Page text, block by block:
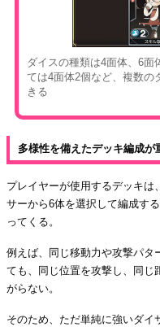
ダイスの種類は4面体、6面
ては4面体2個など、複数の
きる
多様性を備えたデッキ編成が
プレイヤーが使用するデッキは
サーから6体を選択して編成す
ってくる。
例えば、同じ移動力や攻撃パタ
ても、同じ位置を攻撃し、同じ
がらない。
そのため、ただ単純に強いダイ